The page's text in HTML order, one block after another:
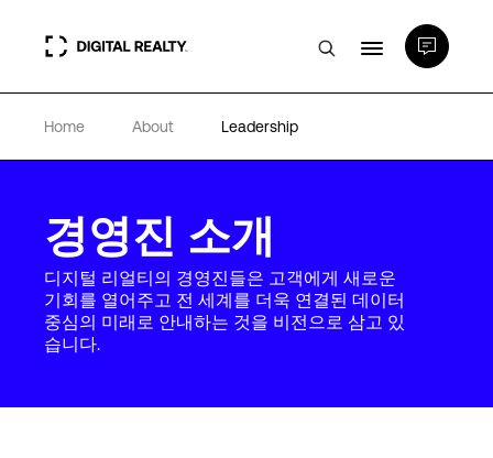
데이터 센터
파트너
전문성 및 리소스
Home About Leadership
경영진 소개
디지털 리얼티의 경영진들은 고객에게 새로운
기회를 열어주고 전 세계를 더욱 연결된 데이터
중심의 미래로 안내하는 것을 비전으로 삼고 있
습니다.